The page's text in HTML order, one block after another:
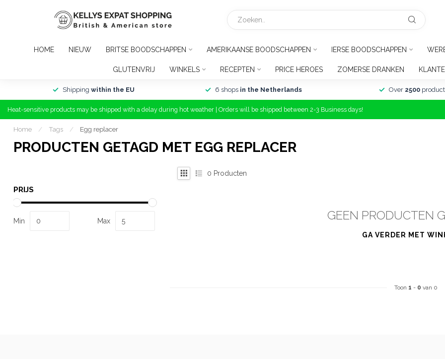
HOME NIEUW BRITSE BOODSCHAPPEN AMERIKAANSE BOODSCHAPPEN IERSE BOODSCHAPPEN
GLUTENVRIJ WINKELS RECEPTEN PRICE HEROES ZOMERSE DRANKEN
Shipping within the EU 6 shops in the Netherlands Over 2500
Heat-sensitive products may be shipped with a delay during hot weather | Orders will be shipped between 2-3 Business days!
Home / Tags / Egg replacer
PRODUCTEN GETAGD MET EGG REPLACER
PRIJS
Min Max
0 Producten
GEEN PRODUCTEN
GA VERDER MET
Toon 1 - 0 van 0